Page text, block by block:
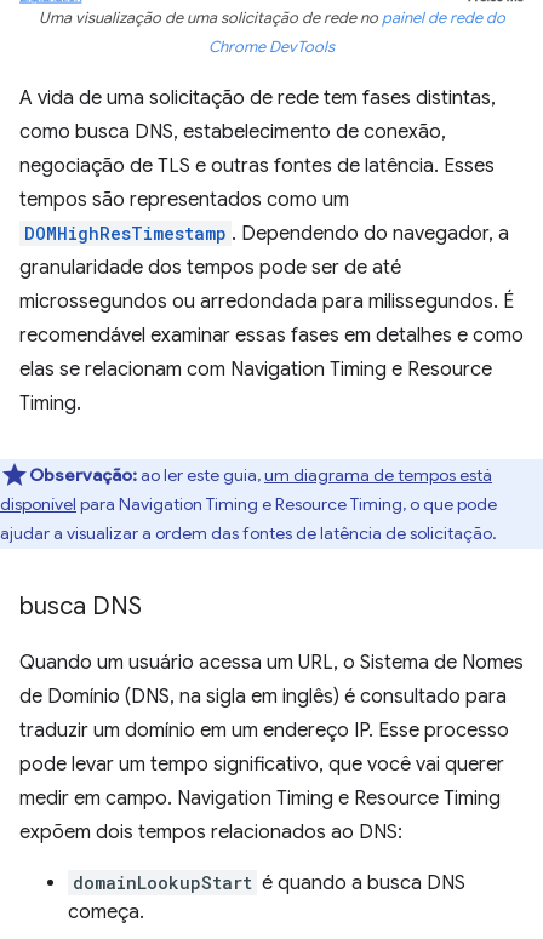
Uma visualização de uma solicitação de rede nopainel de rede do
Chrome DevTools
A vida de uma solicitação de rede tem fases distintas,
como busca DNS, estabelecimento de conexão,
negociação de TLS e outras fontes de latência. Esses
tempos são representados como um
DOMHighResTimestamp . Dependendo do navegador, a
granularidade dos tempos pode ser de até
microssegundos ou arredondada para milissegundos. É
recomendável examinar essas fases em detalhes e como
elas se relacionam com Navigation Timing e Resource
Timing.
Observação:ao ler este guia,um diagrama de tempos está
disponível para Navigation Timing e Resource Timing, o que pode
ajudar a visualizar a ordem das fontes de latência de solicitação.
busca DNS
Quando um usuário acessa um URL, o Sistema de Nomes
de Domínio (DNS, na sigla em inglês) é consultado para
traduzir um domínio em um endereço IP. Esse processo
pode levar um tempo significativo, que você vai querer
medir em campo. Navigation Timing e Resource Timing
expõem dois tempos relacionados ao DNS:
domainLookupStart é quando a busca DNS
começa.